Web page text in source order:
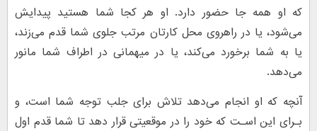
که او همه جا حضور دارد. او هر کجا شما هستید پیدایش
می‌شود، یا در راهروی محل کارتان مرتب جلوی شما قدم می‌زند،
یا به شما برخورد می‌کند، یا در میهمانی در اطراف شما مانور
می‌دهد.
آنچه که او انجام می‌دهد تلاش برای جلب توجه شما است، و
بـرای این اسـت که خود را در موقعیتی قرار دهد تا شما قدم اول